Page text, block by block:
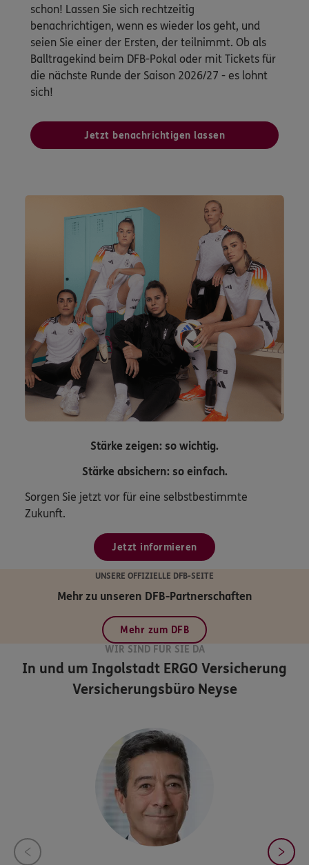
schon! Lassen Sie sich rechtzeitig
benachrichtigen, wenn es wieder los geht, und
seien Sie einer der Ersten, der teilnimmt. Ob als
Balltragekind beim DFB-Pokal oder mit Tickets für
die nächste Runde der Saison 2026/27 - es lohnt
sich!
Jetzt benachrichtigen lassen
Stärke zeigen: so wichtig.
Stärke absichern: so einfach.
Sorgen Sie jetzt vor für eine selbstbestimmte
Zukunft.
Jetzt informieren
UNSERE OFFIZIELLE DFB-SEITE
Mehr zu unseren DFB-Partnerschaften
Mehr zum DFB
WIR SIND FÜR SIE DA
In und um Ingolstadt ERGO Versicherung
Versicherungsbüro Neyse